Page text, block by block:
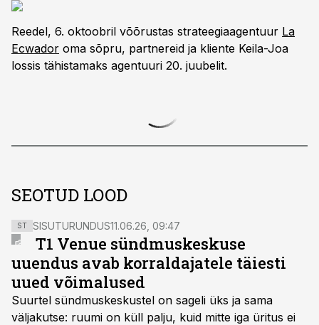
Reedel, 6. oktoobril võõrustas strateegiaagentuur La
Ecwador oma sõpru, partnereid ja kliente Keila-Joa
lossis tähistamaks agentuuri 20. juubelit.
SEOTUD LOOD
ST SISUTURUNDUS11.06.26, 09:47
T1 Venue sündmuskeskuse
uuendus avab korraldajatele täiesti
uued võimalused
Suurtel sündmuskeskustel on sageli üks ja sama
väljakutse: ruumi on küll palju, kuid mitte iga üritus ei